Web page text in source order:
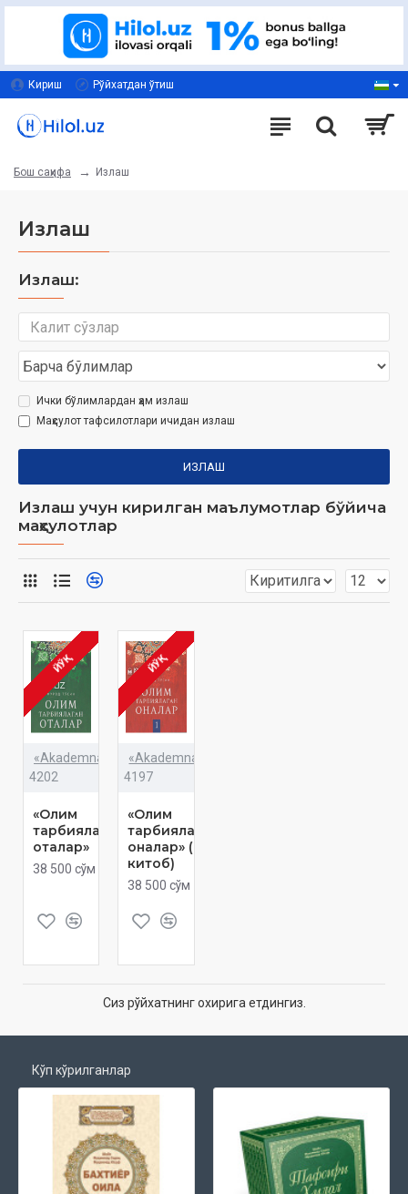
Кириш Рўйхатдан ўтиш
Бош саҳифа Излаш
Излаш
Излаш:
Ички бўлимлардан ҳам излаш
Маҳсулот тафсилотлари ичидан излаш
ИЗЛАШ
Излаш учун кирилган маълумотлар бўйича
маҳсулотлар
ЙЎҚ
«Akademnashr»
4202
«Олим
тарбиялаган
оталар»
38 500 сўм
ЙЎҚ
«Akademnashr»
4197
«Олим
тарбиялаган
оналар» (1-
китоб)
38 500 сўм
Сиз рўйхатнинг охирига етдингиз.
Кўп кўрилганлар